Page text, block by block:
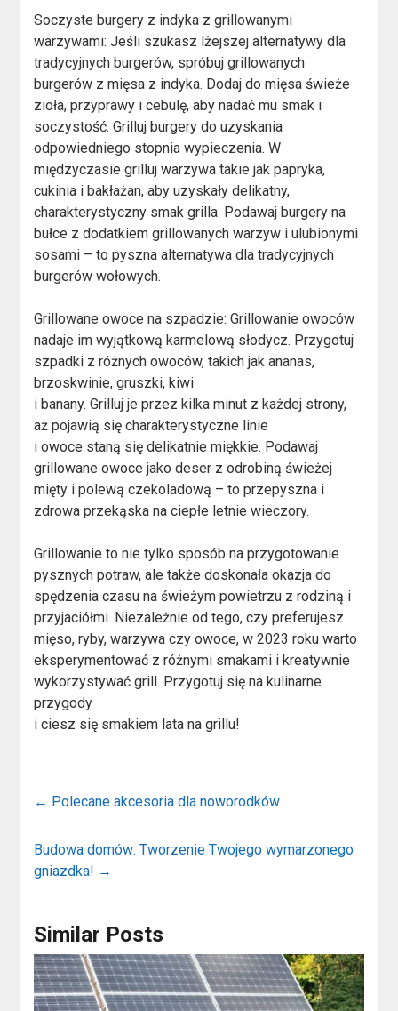
Soczyste burgery z indyka z grillowanymi
warzywami: Jeśli szukasz lżejszej alternatywy dla
tradycyjnych burgerów, spróbuj grillowanych
burgerów z mięsa z indyka. Dodaj do mięsa świeże
zioła, przyprawy i cebulę, aby nadać mu smak i
soczystość. Grilluj burgery do uzyskania
odpowiedniego stopnia wypieczenia. W
międzyczasie grilluj warzywa takie jak papryka,
cukinia i bakłażan, aby uzyskały delikatny,
charakterystyczny smak grilla. Podawaj burgery na
bułce z dodatkiem grillowanych warzyw i ulubionymi
sosami – to pyszna alternatywa dla tradycyjnych
burgerów wołowych.
Grillowane owoce na szpadzie: Grillowanie owoców
nadaje im wyjątkową karmelową słodycz. Przygotuj
szpadki z różnych owoców, takich jak ananas,
brzoskwinie, gruszki, kiwi
i banany. Grilluj je przez kilka minut z każdej strony,
aż pojawią się charakterystyczne linie
i owoce staną się delikatnie miękkie. Podawaj
grillowane owoce jako deser z odrobiną świeżej
mięty i polewą czekoladową – to przepyszna i
zdrowa przekąska na ciepłe letnie wieczory.
Grillowanie to nie tylko sposób na przygotowanie
pysznych potraw, ale także doskonała okazja do
spędzenia czasu na świeżym powietrzu z rodziną i
przyjaciółmi. Niezależnie od tego, czy preferujesz
mięso, ryby, warzywa czy owoce, w 2023 roku warto
eksperymentować z różnymi smakami i kreatywnie
wykorzystywać grill. Przygotuj się na kulinarne
przygody
i ciesz się smakiem lata na grillu!
← Polecane akcesoria dla noworodków
Budowa domów: Tworzenie Twojego wymarzonego
gniazdka! →
Similar Posts